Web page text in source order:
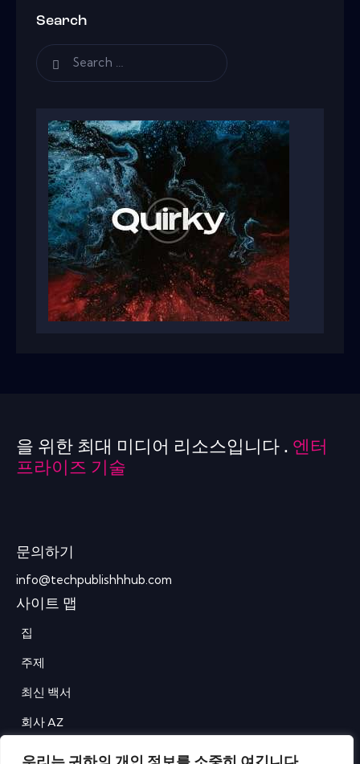
Search
을 위한 최대 미디어 리소스입니다 . 엔터
프라이즈 기술
문의하기
info@techpublishhhub.com
사이트 맵
집
주제
최신 백서
회사 AZ
문의하기